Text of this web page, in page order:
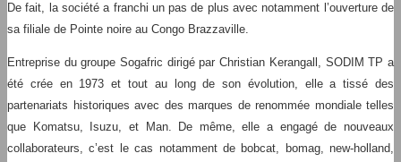
De fait, la société a franchi un pas de plus avec notamment l’ouverture de
sa filiale de Pointe noire au Congo Brazzaville.
Entreprise du groupe Sogafric dirigé par Christian Kerangall, SODIM TP a
été crée en 1973 et tout au long de son évolution, elle a tissé des
partenariats historiques avec des marques de renommée mondiale telles
que Komatsu, Isuzu, et Man. De même, elle a engagé de nouveaux
collaborateurs, c’est le cas notamment de bobcat, bomag, new-holland,